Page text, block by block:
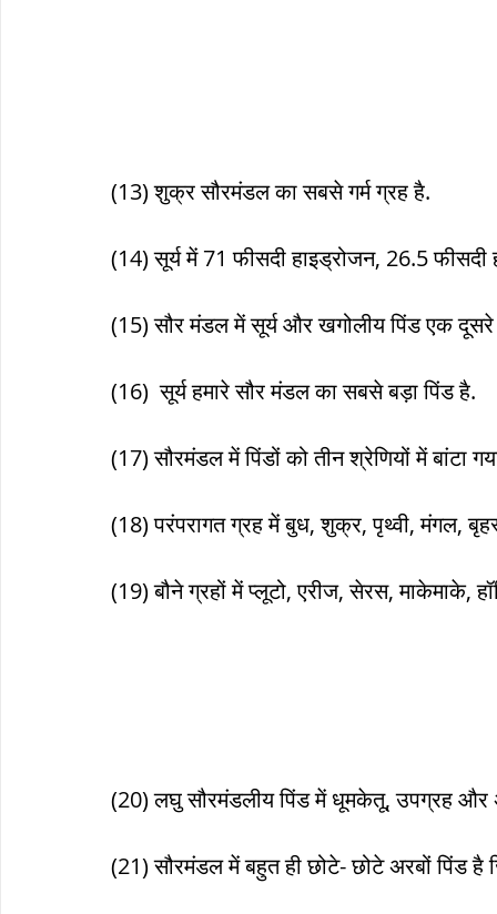
(13) शुक्र सौरमंडल का सबसे गर्म ग्रह है.
(14) सूर्य में 71 फीसदी हाइड्रोजन, 26.5
(15) सौर मंडल में सूर्य और खगोलीय पिंड एक
(16)  सूर्य हमारे सौर मंडल का सबसे बड़ा पिंड है.
(17) सौरमंडल में पिंडों को तीन श्रेणियों में बांटा
(18) परंपरागत ग्रह में बुध, शुक्र, पृथ्वी, मंगल,
(19) बौने ग्रहों में प्लूटो, एरीज, सेरस, माकेमाके,
(20) लघु सौरमंडलीय पिंड में धूमकेतू, उपग्रह और
(21) सौरमंडल में बहुत ही छोटे- छोटे अरबों पिंड